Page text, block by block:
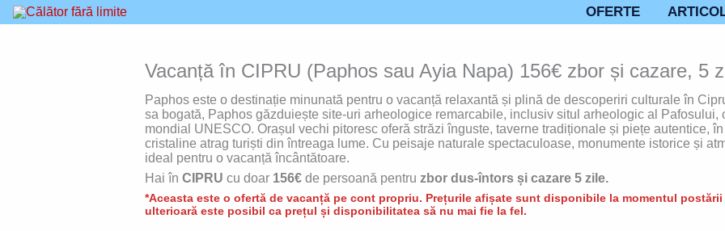
Skip
OFERTE
Vacanță în CIPRU (Paphos sau Ayia Napa) 156€ zbor și cazare, 5
Paphos este o destinație minunată pentru o vacanță relaxantă și plină de descoperiri culturale în
sa bogată, Paphos găzduiește site-uri arheologice remarcabile, inclusiv situl arheologic al Pafosului,
mondial UNESCO. Orașul vechi pitoresc oferă străzi înguste, taverne tradiționale și piețe autentice,
cristaline atrag turiști din întreaga lume. Cu peisaje naturale spectaculoase, monumente istorice și
ideal pentru o vacanță încântătoare.
Hai în CIPRU cu doar 156€de persoană pentru zbor dus-întors și cazare 5 zile.
*Aceasta este o ofertă de vacanță pe cont propriu. Prețurile afișate sunt disponibile la momentul
ulterioară este posibil ca prețul și disponibilitatea să nu mai fie la fel.